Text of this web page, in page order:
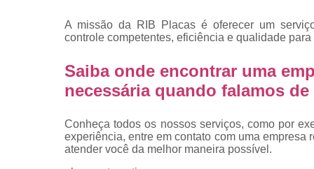
A missão da RIB Placas é oferecer um
controle competentes, eficiência e qualidade
Saiba onde encontrar uma
necessária quando falamos
Conheça todos os nossos serviços, como por
experiência, entre em contato com uma
atender você da melhor maneira possível.